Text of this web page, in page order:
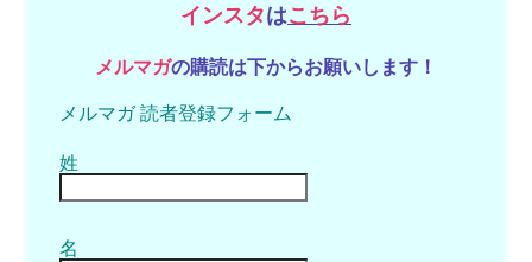
インスタはこちら
メルマガの購読は下からお願いします！
メルマガ 読者登録フォーム
姓
名